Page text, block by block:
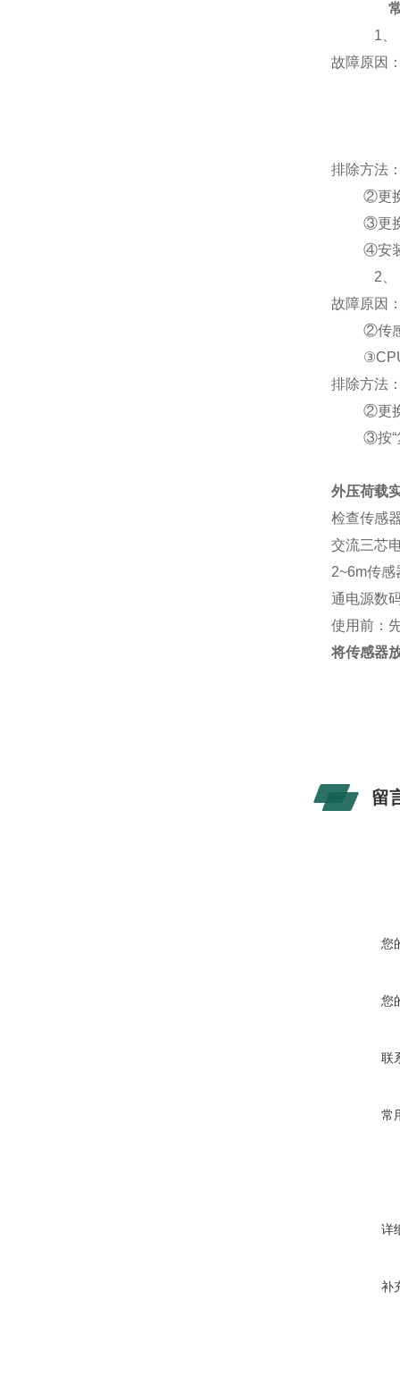
1、
故障原因
排除方法
②更
③更
④安
2、
故障原因
②传
③
排除方法
②更
③按“
外压荷载
检查传感
交流三芯
2~6m传感
通电源数
使用前：
将传感器
留
您
您
联
常
详
补